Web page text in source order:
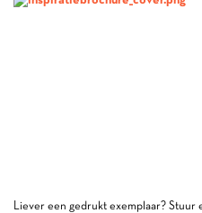
Liever een gedrukt exemplaar? Stuur